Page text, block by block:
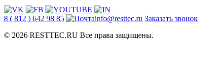
8 ( 812 ) 642 98 85 info@resttec.ru Заказать звонок
© 2026 RESTTEC.RU Все права защищены.